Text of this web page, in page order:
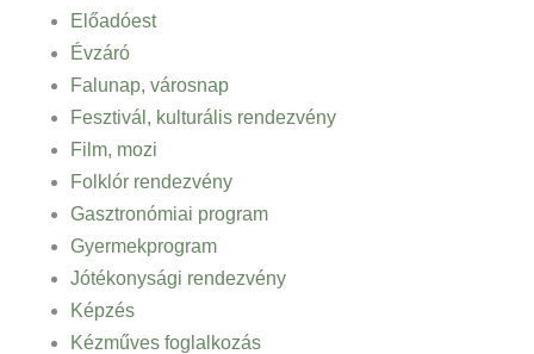
Előadóest
Évzáró
Falunap, városnap
Fesztivál, kulturális rendezvény
Film, mozi
Folklór rendezvény
Gasztronómiai program
Gyermekprogram
Jótékonysági rendezvény
Képzés
Kézműves foglalkozás